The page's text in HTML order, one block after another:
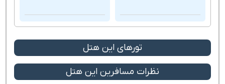
دستمال توالت
خدمات ماساژ در اتاقتورهای این هتل
نظرات مسافرین این هتل